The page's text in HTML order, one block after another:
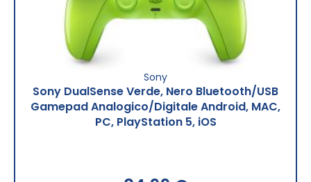
Sony
Sony DualSense Verde, Nero Bluetooth/USB
Gamepad Analogico/Digitale Android, MAC,
PC, PlayStation 5, iOS